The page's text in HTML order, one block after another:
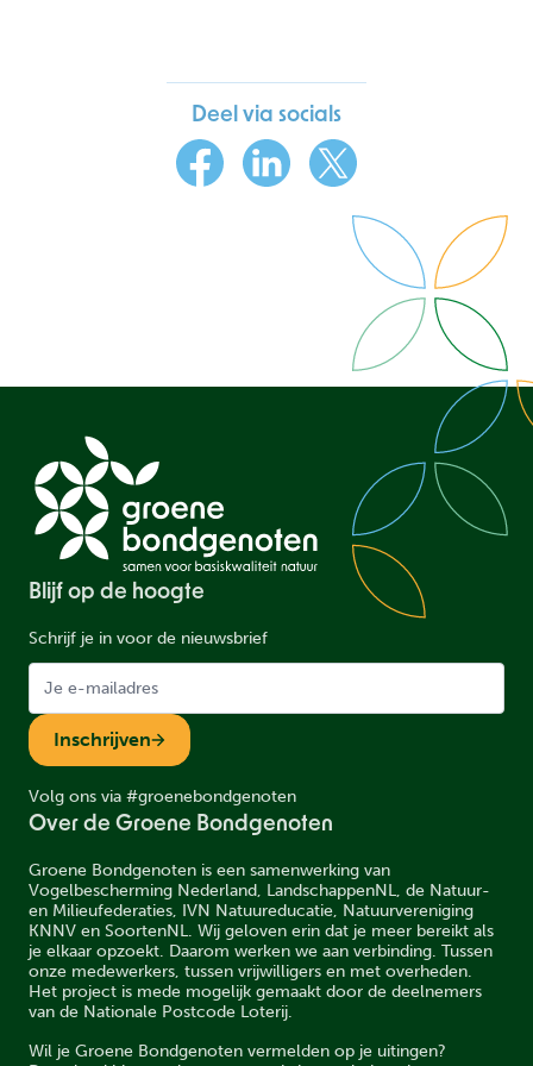
Deel via socials
FacebookLinkedIn
X
Over de Groene Bondgenoten
Groene Bondgenoten is een samenwerking van
Vogelbescherming Nederland, LandschappenNL, de Natuur-
en Milieufederaties, IVN Natuureducatie, Natuurvereniging
KNNV en SoortenNL. Wij geloven erin dat je meer bereikt als
je elkaar opzoekt. Daarom werken we aan verbinding. Tussen
onze medewerkers, tussen vrijwilligers en met overheden.
Het project is mede mogelijk gemaakt door de deelnemers
van de Nationale Postcode Loterij.
Wil je Groene Bondgenoten vermelden op je uitingen?
Blijf op de hoogte
Schrijf je in voor de nieuwsbrief
Inschrijven
Volg ons via #groenebondgenoten